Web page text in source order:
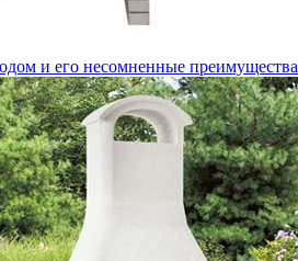
и его несомненные преимущества